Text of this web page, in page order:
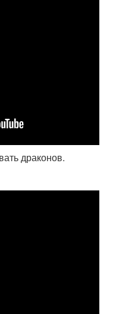
драконов.